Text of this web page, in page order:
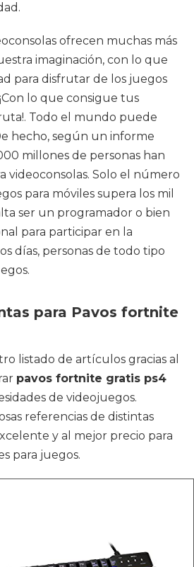
ofrecen muchas más
imaginación, con lo que
para disfrutar de los juegos
lo que consigue tus
Todo el mundo puede
hecho, según un informe
millones de personas han
videoconsolas. Solo el número
para móviles supera los mil
ser un programador o bien
para participar en la
días, personas de todo tipo
para Pavos fortnite
listado de artículos gracias al
pavos fortnite gratis ps4
de videojuegos.
referencias de distintas
y al mejor precio para
para juegos.